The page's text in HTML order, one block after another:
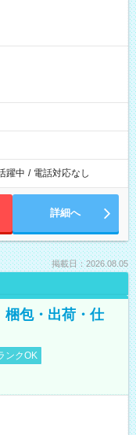
躍中 / 電話対応なし
詳細へ
掲載日：2026.08.05
梱包・出荷・仕
ンクOK